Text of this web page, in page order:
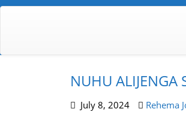
NUHU ALIJENGA
July 8, 2024 Rehema